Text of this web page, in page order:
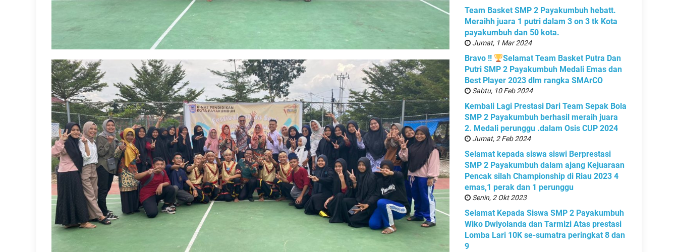
Team Basket SMP 2 Payakumbuh hebatt.
Meraihh juara 1 putri dalam 3 on 3 tk Kota
payakumbuh dan 50 kota.
Jumat, 1 Mar 2024
Bravo !!
Selamat Team Basket Putra Dan
Putri SMP 2 Payakumbuh Medali Emas dan
Best Player 2023 dlm rangka SMArCO
Sabtu, 10 Feb 2024
Kembali Lagi Prestasi Dari Team Sepak Bola
SMP 2 Payakumbuh berhasil meraih juara
2. Medali perunggu .dalam Osis CUP 2024
Jumat, 2 Feb 2024
Selamat kepada siswa siswi Berprestasi
SMP 2 Payakumbuh dalam ajang Kejuaraan
Pencak silah Championship di Riau 2023 4
emas,1 perak dan 1 perunggu
Senin, 2 Okt 2023
Selamat Kepada Siswa SMP 2 Payakumbuh
Wiko Dwiyolanda dan Tarmizi Atas prestasi
Lomba Lari 10K se-sumatra peringkat 8 dan
9